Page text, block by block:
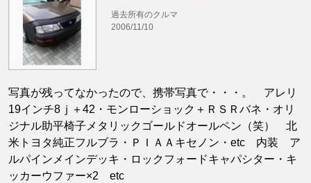
過去所有のクルマ
2006/11/10
写真が残ってなかったので、携帯写真で・・・。 アレリ
19インチ8ｊ＋42・モンローショック＋ＲＳＲバネ・オリ
ジナル助平椅子メタリックゴールドオールペン（笑） 北
米トヨタ純正フルブラ・ＰＩＡＡキセノン・etc 内装 ア
ルパインメインデッキ・ロックフォードキャパシター・キ
ッカーウファー×2 etc